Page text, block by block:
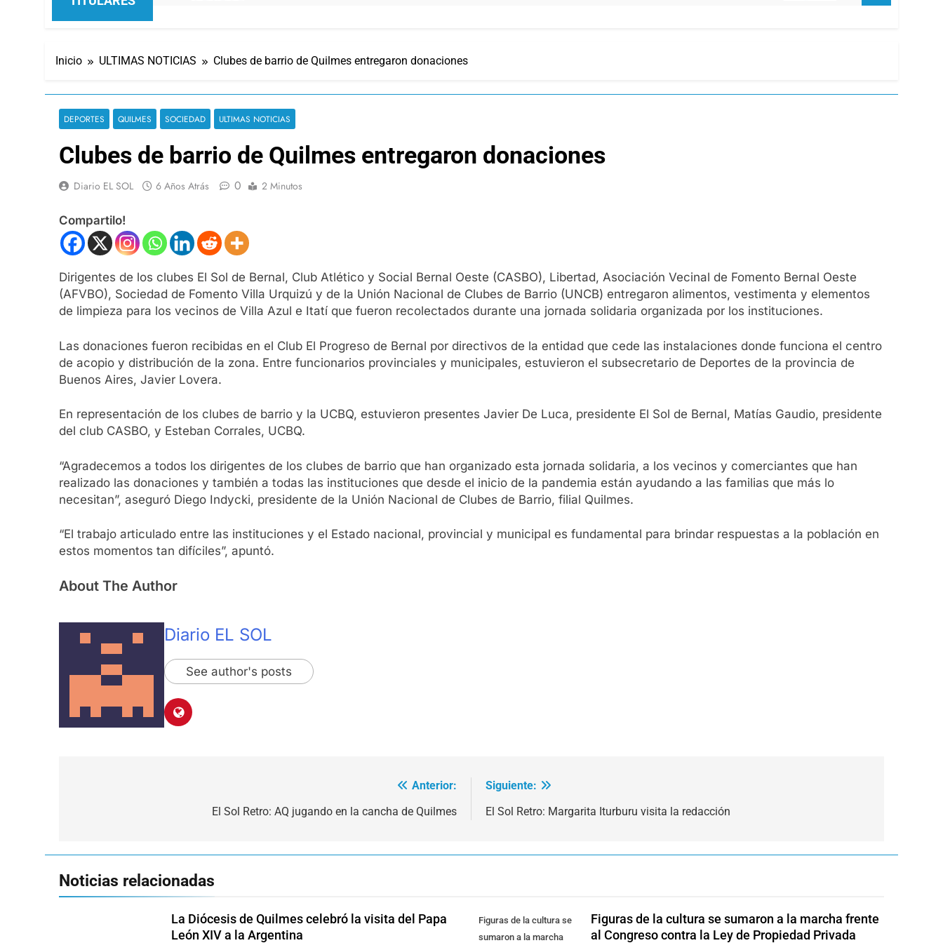
Inicio ULTIMAS NOTICIAS Clubes de barrio de Quilmes entregaron donaciones
DEPORTES QUILMES SOCIEDAD ULTIMAS NOTICIAS
Clubes de barrio de Quilmes entregaron donaciones
Diario EL SOL 6 Años Atrás 0 2 Minutos
Compartilo!
Dirigentes de los clubes El Sol de Bernal, Club Atlético y Social Bernal Oeste (CASBO), Libertad, Asociación Vecinal de Fomento Bernal Oeste
(AFVBO), Sociedad de Fomento Villa Urquizú y de la Unión Nacional de Clubes de Barrio (UNCB) entregaron alimentos, vestimenta y elementos
de limpieza para los vecinos de Villa Azul e Itatí que fueron recolectados durante una jornada solidaria organizada por los instituciones.
Las donaciones fueron recibidas en el Club El Progreso de Bernal por directivos de la entidad que cede las instalaciones donde funciona el centro
de acopio y distribución de la zona. Entre funcionarios provinciales y municipales, estuvieron el subsecretario de Deportes de la provincia de
Buenos Aires, Javier Lovera.
En representación de los clubes de barrio y la UCBQ, estuvieron presentes Javier De Luca, presidente El Sol de Bernal, Matías Gaudio, presidente
del club CASBO, y Esteban Corrales, UCBQ.
“Agradecemos a todos los dirigentes de los clubes de barrio que han organizado esta jornada solidaria, a los vecinos y comerciantes que han
realizado las donaciones y también a todas las instituciones que desde el inicio de la pandemia están ayudando a las familias que más lo
necesitan”, aseguró Diego Indycki, presidente de la Unión Nacional de Clubes de Barrio, filial Quilmes.
“El trabajo articulado entre las instituciones y el Estado nacional, provincial y municipal es fundamental para brindar respuestas a la población en
estos momentos tan difíciles”, apuntó.
About The Author
Diario EL SOL
See author's posts
Anterior:
El Sol Retro: AQ jugando en la cancha de Quilmes
Siguiente:
El Sol Retro: Margarita Iturburu visita la redacción
Noticias relacionadas
La Diócesis de Quilmes celebró la visita del Papa
León XIV a la Argentina
Figuras de la cultura se
sumaron a la marcha
Figuras de la cultura se sumaron a la marcha frente
al Congreso contra la Ley de Propiedad Privada